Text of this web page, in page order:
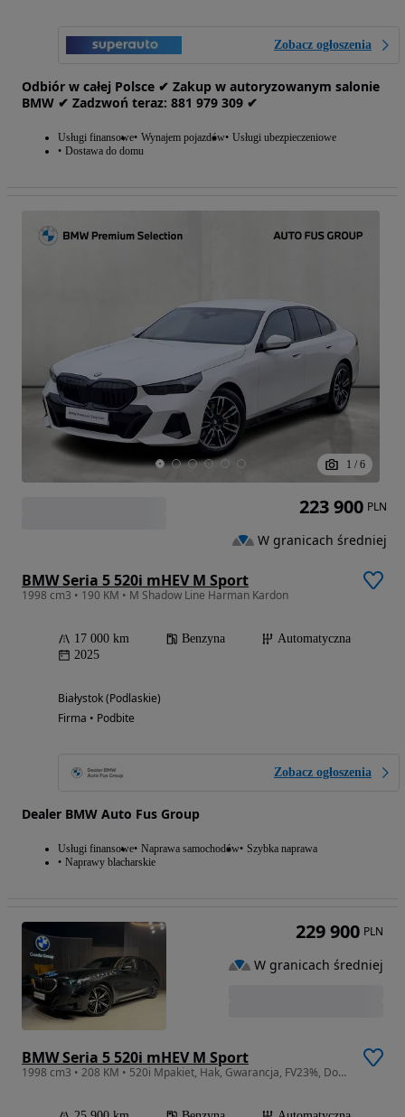
Zobacz ogłoszenia
Odbiór w całej Polsce ✔ Zakup w autoryzowanym salonie
BMW ✔ Zadzwoń teraz: 881‎ 979‎ 309 ✔
Usługi finansowe Wynajem pojazdów Usługi ubezpieczeniowe
Dostawa do domu
1 / 6
BMW Seria 5 520i mHEV M Sport
1998 cm3 • 190 KM • M Shadow Line Harman Kardon
17 000 km Benzyna
Automatyczna
2025
Białystok (Podlaskie)
Firma • Podbite
Zobacz ogłoszenia
Dealer BMW Auto Fus Group
Usługi finansowe Naprawa samochodów Szybka naprawa
Naprawy blacharskie
223 900 PLN
W granicach średniej
BMW Seria 5 520i mHEV M Sport
1998 cm3 • 208 KM • 520i Mpakiet, Hak, Gwarancja, FV23%, Dostęp komf, Adapt.LED
229 900 PLN
W granicach średniej